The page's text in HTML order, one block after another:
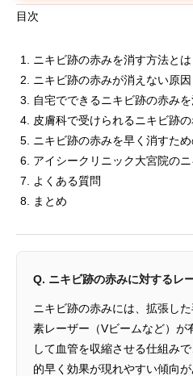
目次
ニキビ跡の赤みを消す方法と
ニキビ跡の赤みが消えない原
自宅でできるニキビ跡の赤み
皮膚科で受けられるニキビ跡
ニキビ跡の赤みを早く消すた
アイシークリニック大宮院の
よくある質問
まとめ
Q. ニキビ跡の赤みに対するレ
ニキビ跡の赤みには、拡張し
素レーザー（Vビームなど）が
して血管を収縮させる仕組み
的早く効果が現れやすい傾向